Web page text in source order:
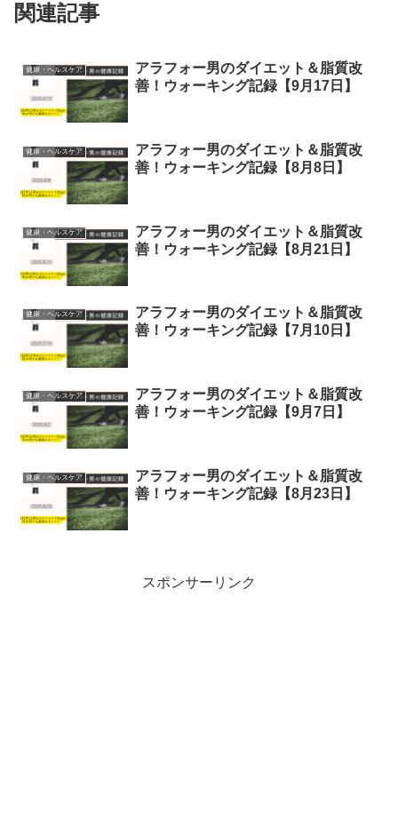
関連記事
健康・ヘルスケア
アラフォー男のダイエット＆脂質改
善！ウォーキング記録【9月17日】
健康・ヘルスケア
アラフォー男のダイエット＆脂質改
善！ウォーキング記録【8月8日】
健康・ヘルスケア
アラフォー男のダイエット＆脂質改
善！ウォーキング記録【8月21日】
健康・ヘルスケア
アラフォー男のダイエット＆脂質改
善！ウォーキング記録【7月10日】
健康・ヘルスケア
アラフォー男のダイエット＆脂質改
善！ウォーキング記録【9月7日】
健康・ヘルスケア
アラフォー男のダイエット＆脂質改
善！ウォーキング記録【8月23日】
スポンサーリンク